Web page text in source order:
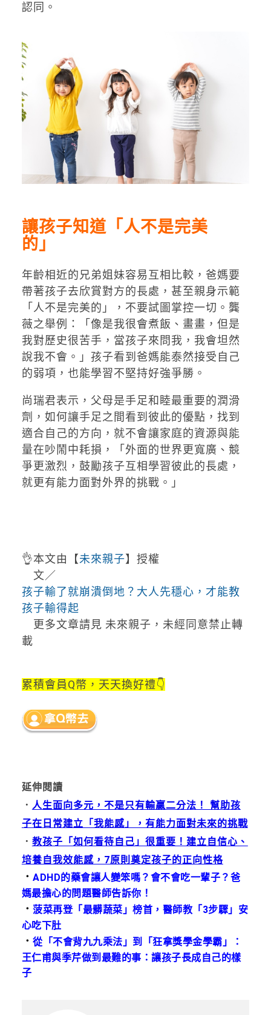
認同。
讓孩子知道「人不是完美
的」
年齡相近的兄弟姐妹容易互相比較，爸媽要
帶著孩子去欣賞對方的長處，甚至親身示範
「人不是完美的」，不要試圖掌控一切。龔
薇之舉例：「像是我很會煮飯、畫畫，但是
我對歷史很苦手，當孩子來問我，我會坦然
說我不會。」孩子看到爸媽能泰然接受自己
的弱項，也能學習不堅持好強爭勝。
尚瑞君表示，父母是手足和睦最重要的潤滑
劑，如何讓手足之間看到彼此的優點，找到
適合自己的方向，就不會讓家庭的資源與能
量在吵鬧中耗損，「外面的世界更寬廣、競
爭更激烈，鼓勵孩子互相學習彼此的長處，
就更有能力面對外界的挑戰。」
👌本文由【未來親子】授權
文／
孩子輸了就崩潰倒地？大人先穩心，才能教
孩子輸得起
更多文章請見 未來親子，未經同意禁止轉
載
累積會員Q幣，天天換好禮👇
延伸閱讀
． 人生面向多元，不是只有輸贏二分法！ 幫助孩
子在日常建立「我能感」，有能力面對未來的挑戰
． 教孩子「如何看待自己」很重要！建立自信心、
培養自我效能感，7原則奠定孩子的正向性格
．ADHD的藥會讓人變笨嗎？會不會吃一輩子？爸
媽最擔心的問題醫師告訴你！
．菠菜再登「最髒蔬菜」榜首，醫師教「3步驟」安
心吃下肚
．從「不會背九九乘法」到「狂拿獎學金學霸」：
王仁甫與季芹做到最難的事：讓孩子長成自己的樣
子